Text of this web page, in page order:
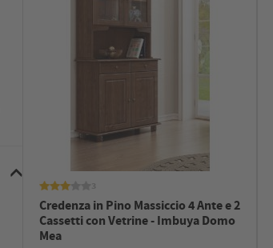
Credenza in Pino Massiccio 4 Ante e 2
Cassetti con Vetrine - Imbuya Domo
Mea